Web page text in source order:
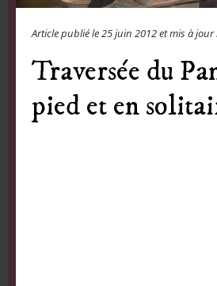
Article publié le25 juin 2012et mis à jour
Traversée du
pied et en